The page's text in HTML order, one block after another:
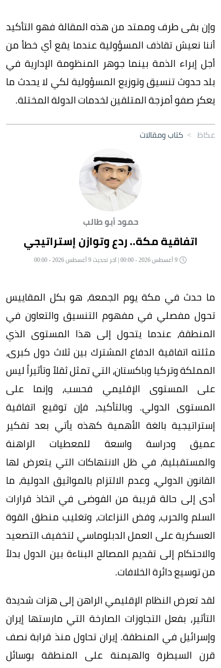
وإن بقى طرف وممتد من هذه المقالة فهو التأكيد
أننا نعيش تقاذف المسؤولية عندما يقع أي خطأ من
أجل إبراء الذمة بينما جوهر المنظومة الإدارية في
بلد حدوث تنسيق وتوزيع المسؤولية لكي لا يحدث ما
يعكر صفو أمزجة المتلقين لخدمات الدولة المختلة.
عكاظ > كتاب ومقالات
حمود أبو طالب
اتفاقية مكة.. ردع وتوازن إستراتيجي
ما حدث في مكة يوم الجمعة، هو بكل المقاييس
تحول مفصلي في مفهوم التنسيق والتعاون في
المنطقة، عندما يتحول إلى هذا المستوى الذي
مثلته اتفاقية الدفاع المشترك بين ثلاث دول كبرى،
المملكة وتركيا وباكستان، التي تمثل ثقلاً وتأثيراً ليس
على المستوى الإقليمي فحسب، وإنما على
المستوى الدولي. وبالتأكيد، فإن توقيع اتفاقية
إستراتيجية بالغة الأهمية كهذه يأتي بعد تفكير
عميق ودراسة واسعة للمعطيات الراهنة
والمستقبلية، في ظل الانتهاكات التي يتعرض لها
القانون الدولي، وعدم الالتزام بالمواثيق الدولية، ما
أدى إلى حالة قريبة من الفوضى في اتخاذ قرارات
السلم والحرب، وفض النزاعات، وتغليب منطق القوة
العسكرية على العمل الدبلوماسي لتخفيف التصعيد
والاحتكام إلى تقديم المصالح البناءة بين الدول بدلاً
من توسيع دائرة الخلافات.
لقد تعرض النظام الإقليمي الراهن إلى هزات شديدة
التأثير، بفعل التجاوزات الصارخة التي مارستها إيران
وإسرائيل في المنطقة. إيران تحاول منذ قرابة نصف
قرن السيطرة والهيمنة على المنطقة بوسائل